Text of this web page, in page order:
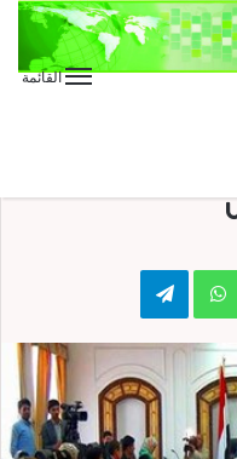
القائمة
WhatsApp
Telegram